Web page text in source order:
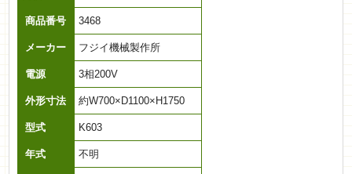
商品番号 3468
メーカー フジイ機械製作所
電源 3相200V
外形寸法 約W700×D1100×H1750
型式 K603
年式 不明